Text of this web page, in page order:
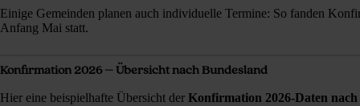
Einige Gemeinden planen auch individuelle Termine: So fanden
Anfang Mai statt.
Konfirmation 2026 – Übersicht nach Bundesland
Hier eine beispielhafte Übersicht der Konfirmation 2026-Daten nach